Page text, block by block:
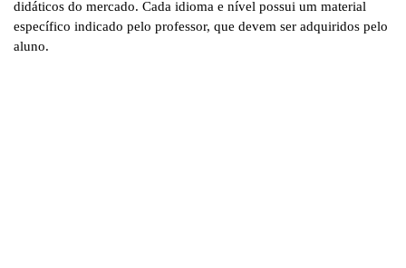
didáticos do mercado. Cada idioma e nível possui um material
específico indicado pelo professor, que devem ser adquiridos pelo
aluno.